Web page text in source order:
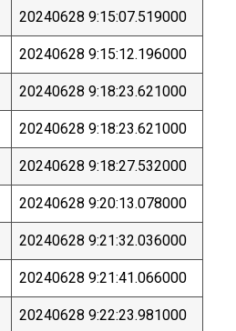
20240628 9:15:07.519000
20240628 9:15:12.196000
20240628 9:18:23.621000
20240628 9:18:23.621000
20240628 9:18:27.532000
20240628 9:20:13.078000
20240628 9:21:32.036000
20240628 9:21:41.066000
20240628 9:22:23.981000